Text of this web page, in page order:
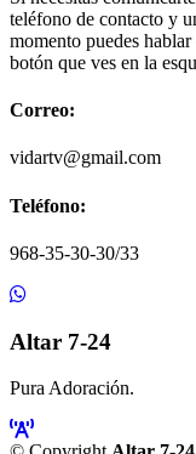
teléfono de contacto y
momento puedes
botón que ves en la
Correo:
vidartv@gmail.com
Teléfono:
968-35-30-30/33
Altar 7-24
Pura Adoración.